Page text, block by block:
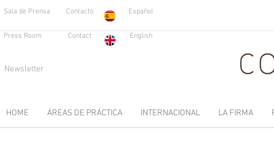
Español
English
Sala de Prensa Contacto
Press Room Contact
Newsletter
HOME ÁREAS DE PRÁCTICA INTERNACIONAL LA FIRMA